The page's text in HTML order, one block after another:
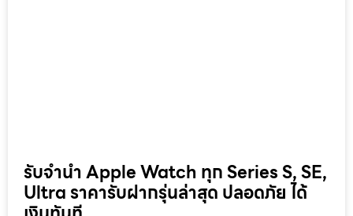
รับจำนำ Apple Watch ทุก Series S, SE,
Ultra ราคารับฝากรุ่นล่าสุด ปลอดภัย ได้